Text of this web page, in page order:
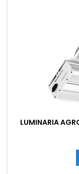
LUMINARIA